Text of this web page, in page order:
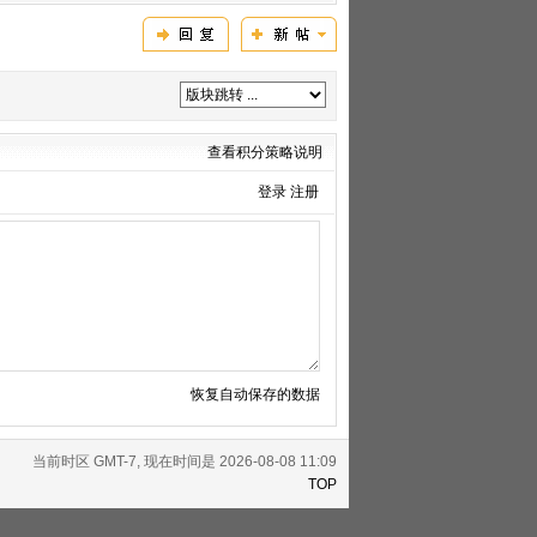
查看积分策略说明
登录 注册
恢复自动保存的数据
当前时区 GMT-7, 现在时间是 2026-08-08 11:09
TOP